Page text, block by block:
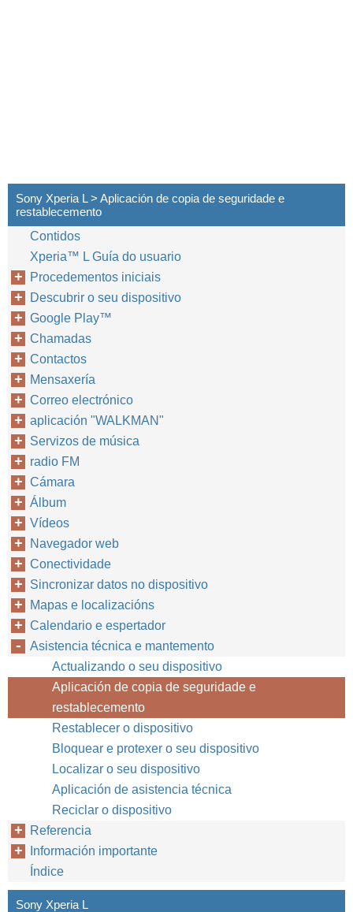
Sony Xperia L > Aplicación de copia de seguridade e
restablecemento
Contidos
Xperia™‎ L Guía do usuario
Procedementos iniciais
Descubrir o seu dispositivo
Google Play™‎
Chamadas
Contactos
Mensaxería
Correo electrónico
aplicación "WALKMAN"
Servizos de música
radio FM
Cámara
Álbum
Vídeos
Navegador web
Conectividade
Sincronizar datos no dispositivo
Mapas e localizacións
Calendario e espertador
Asistencia técnica e mantemento
Actualizando o seu dispositivo
Aplicación de copia de seguridade e
restablecemento
Restablecer o dispositivo
Bloquear e protexer o seu dispositivo
Localizar o seu dispositivo
Aplicación de asistencia técnica
Reciclar o dispositivo
Referencia
Información importante
Índice
Sony Xperia L